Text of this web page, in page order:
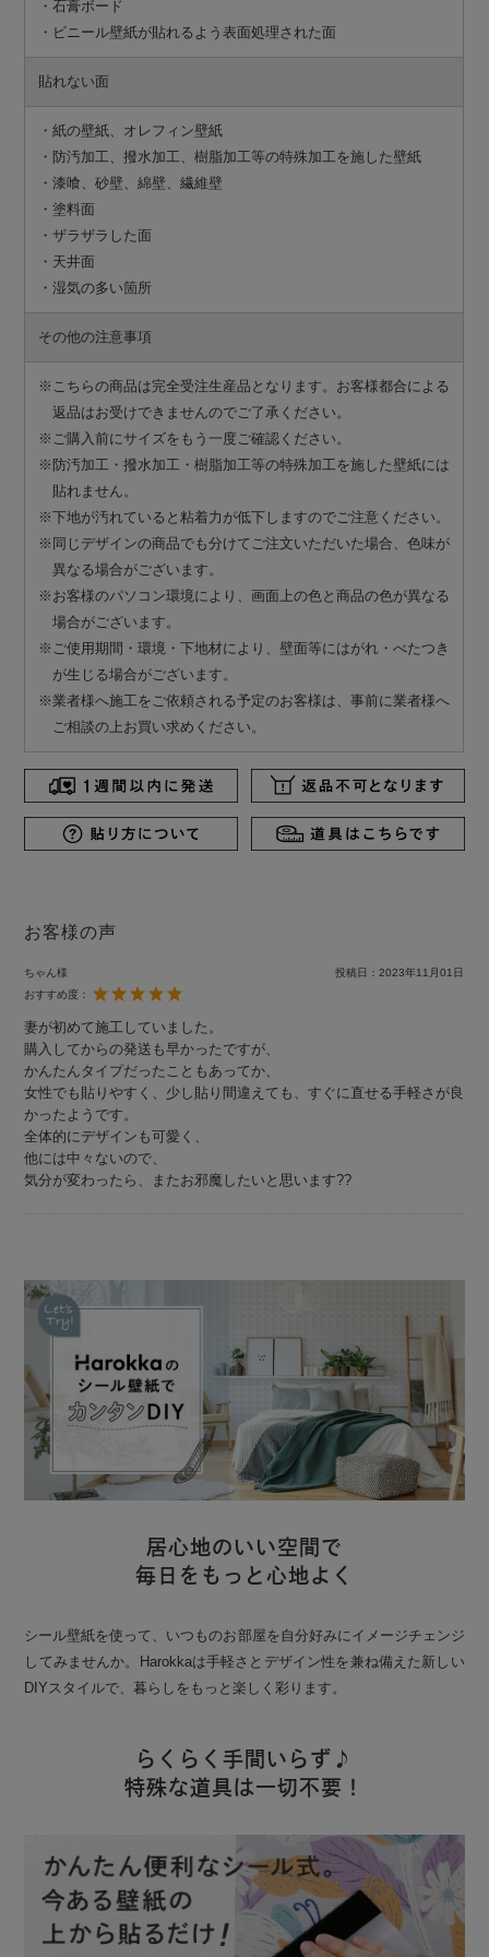
・石膏ボード
・ビニール壁紙が貼れるよう表面処理された面
貼れない面
・紙の壁紙、オレフィン壁紙
・防汚加工、撥水加工、樹脂加工等の特殊加工を施した壁紙
・漆喰、砂壁、綿壁、繊維壁
・塗料面
・ザラザラした面
・天井面
・湿気の多い箇所
その他の注意事項
※こちらの商品は完全受注生産品となります。お客様都合による
返品はお受けできませんのでご了承ください。
※ご購入前にサイズをもう一度ご確認ください。
※防汚加工・撥水加工・樹脂加工等の特殊加工を施した壁紙には
貼れません。
※下地が汚れていると粘着力が低下しますのでご注意ください。
※同じデザインの商品でも分けてご注文いただいた場合、色味が
異なる場合がございます。
※お客様のパソコン環境により、画面上の色と商品の色が異なる
場合がございます。
※ご使用期間・環境・下地材により、壁面等にはがれ・べたつき
が生じる場合がございます。
※業者様へ施工をご依頼される予定のお客様は、事前に業者様へ
ご相談の上お買い求めください。
お客様の声
ちゃん様 投稿日：2023年11月01日
おすすめ度：
妻が初めて施工していました。
購入してからの発送も早かったですが、
かんたんタイプだったこともあってか、
女性でも貼りやすく、少し貼り間違えても、すぐに直せる手軽さが良
かったようです。
全体的にデザインも可愛く、
他には中々ないので、
気分が変わったら、またお邪魔したいと思います??
居心地のいい空間で
毎日をもっと心地よく
シール壁紙を使って、いつものお部屋を自分好みにイメージチェンジ
してみませんか。Harokkaは手軽さとデザイン性を兼ね備えた新しい
DIYスタイルで、暮らしをもっと楽しく彩ります。
らくらく手間いらず♪
特殊な道具は一切不要！